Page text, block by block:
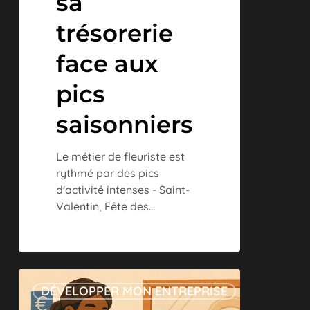
trésorerie
face aux
pics
saisonniers
Le métier de fleuriste est
rythmé par des pics
d'activité intenses - Saint-
Valentin, Fête des…
de
DÉVELOPPER MON ENTREPRISE